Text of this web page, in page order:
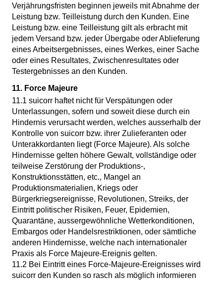
Verjährungsfristen beginnen jeweils mit Abnahme der
Leistung bzw. Teilleistung durch den Kunden. Eine
Leistung bzw. eine Teilleistung gilt als erbracht mit
jedem Versand bzw. jeder Übergabe oder Ablieferung
eines Arbeitsergebnisses, eines Werkes, einer Sache
oder eines Resultates, Zwischenresultates oder
Testergebnisses an den Kunden.
11. Force Majeure
11.1 suicorr haftet nicht für Verspätungen oder
Unterlassungen, sofern und soweit diese durch ein
Hindernis verursacht werden, welches ausserhalb der
Kontrolle von suicorr bzw. ihrer Zulieferanten oder
Unterakkordanten liegt (Force Majeure). Als solche
Hindernisse gelten höhere Gewalt, vollständige oder
teilweise Zerstörung der Produktions-,
Konstruktionsstätten, etc., Mangel an
Produktionsmaterialien, Kriegs­ oder
Bürgerkriegsereignisse, Revolutionen, Streiks, der
Eintritt politischer Risiken, Feuer, Epidemien,
Quarantäne, aussergewöhnliche Wetterkonditionen,
Embargos oder Handelsrestriktionen, oder sämtliche
anderen Hindernisse, welche nach internationaler
Praxis als Force Majeure-Ereignis gelten.
11.2 Bei Eintritt eines Force-Majeure-Ereignisses wird
suicorr den Kunden so rasch als möglich informieren